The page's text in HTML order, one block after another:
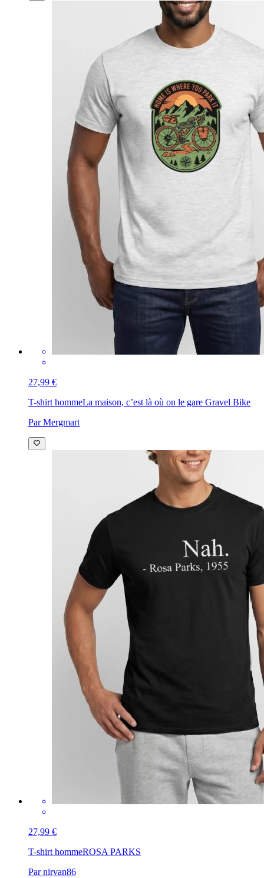
27,99 €
T-shirt hommeLa maison, c’est là où on le gare Gravel Bike
Par Mergmart
27,99 €
T-shirt hommeROSA PARKS
Par nirvan86